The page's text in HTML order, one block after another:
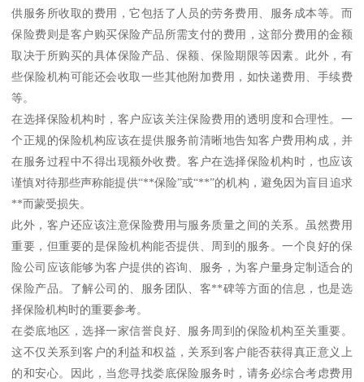
供服务所收取的费用，它包括了人员的劳务费用、服务成本等。而
保险费则是客户购买保险产品所需支付的费用，这部分费用的金额
取决于所购买的具体保险产品、保额、保险期限等因素。此外，有
些保险机构可能还会收取一些其他附加费用，如快递费用、手续费
等。
在选择保险机构时，客户应该关注保险费用的透明度和合理性。一
个正规的保险机构应该在提供服务前清晰地告知客户费用构成，并
在服务过程中不得出现额外收费。客户在选择保险机构时，也应该
谨慎对待那些声称能提供“**保险”或“**”的机构，避免因为盲目追求
**而蒙受损失。
此外，客户还应该注意保险费用与服务质量之间的关系。虽然费用
重要，但重要的是保险机构能否提供、周到的服务。一个良好的保
险公司应该能够为客户提供的咨询、服务，为客户量身定制适合的
保险产品。了解公司的、服务团队、客**碑等方面的信息，也是选
择保险机构时的重要参考。
在娄底地区，选择一家信誉良好、服务周到的保险机构至关重要。
这不仅关系到客户的利益和权益，关系到客户能否获得真正意义上
的和安心。因此，当您寻找娄底保险服务时，请务必综合考虑费用